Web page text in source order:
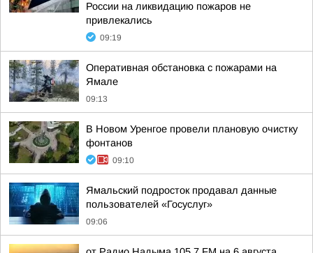
России на ликвидацию пожаров не
привлекались
09:19
Оперативная обстановка с пожарами на
Ямале
09:13
В Новом Уренгое провели плановую очистку
фонтанов
09:10
Ямальский подросток продавал данные
пользователей «Госуслуг»
09:06